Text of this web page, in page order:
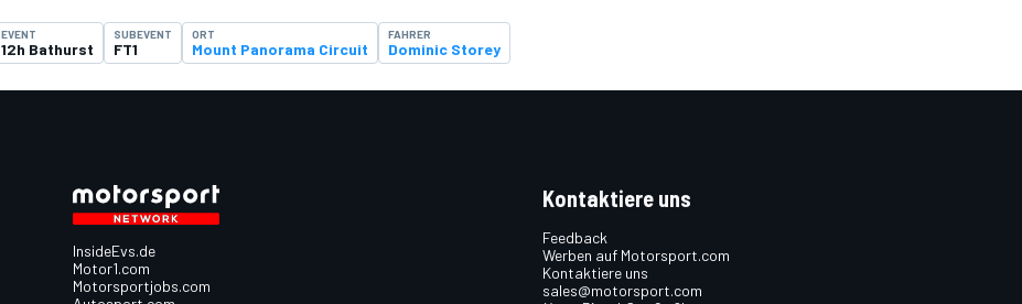
EVENT
12h Bathurst
SUBEVENT
FT1
ORT
Mount Panorama Circuit
FAHRER
Dominic Storey
InsideEvs.de
Motor1.com
Motorsportjobs.com
Kontaktiere uns
Feedback
Werben auf Motorsport.com
Kontaktiere uns
sales@motorsport.com